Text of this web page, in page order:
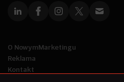
O NowymMarketingu
Reklama
Kontakt